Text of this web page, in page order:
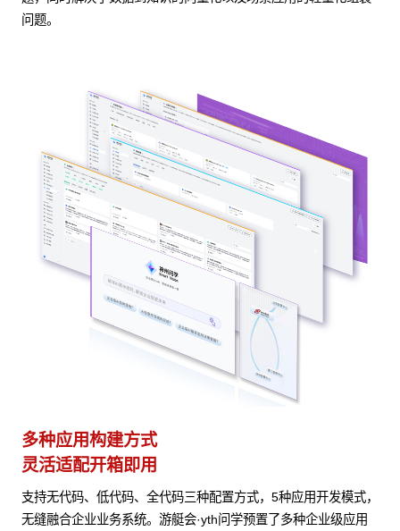
问题。
多种应用构建方式
灵活适配开箱即用
支持无代码、低代码、全代码三种配置方式，5种应用开发模式，
无缝融合企业业务系统。游艇会·yth问学预置了多种企业级应用